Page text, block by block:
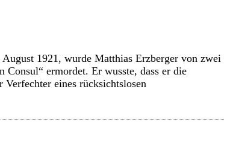
1921, wurde Matthias Erzberger von zwei
Consul“ ermordet. Er wusste, dass er die
eines rücksichtslosen